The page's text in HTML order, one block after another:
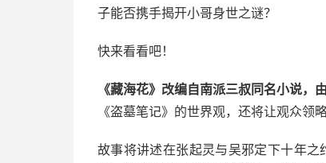
子能否携手揭开小哥身世之谜？
快来看看吧！
《藏海花》改编自南派三叔同名小说，
《盗墓笔记》的世界观，还将让观众领
故事将讲述在张起灵与吴邪定下十年